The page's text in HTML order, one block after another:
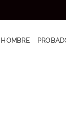
HOMBRE